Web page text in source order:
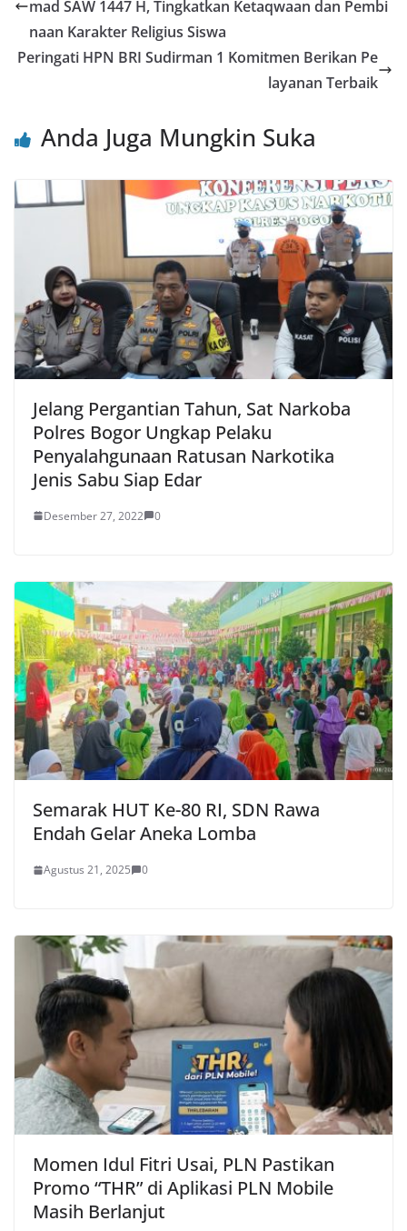
o
o
p
p
mad SAW 1447 H, Tingkatkan Ketaqwaan dan Pembi
naan Karakter Religius Siswa
Peringati HPN BRI Sudirman 1 Komitmen Berikan Pe
layanan Terbaik
Anda Juga Mungkin Suka
Jelang Pergantian Tahun, Sat Narkoba
Polres Bogor Ungkap Pelaku
Penyalahgunaan Ratusan Narkotika
Jenis Sabu Siap Edar
Desember 27, 2022 0
Semarak HUT Ke-80 RI, SDN Rawa
Endah Gelar Aneka Lomba
Agustus 21, 2025 0
Momen Idul Fitri Usai, PLN Pastikan
Promo “THR” di Aplikasi PLN Mobile
Masih Berlanjut